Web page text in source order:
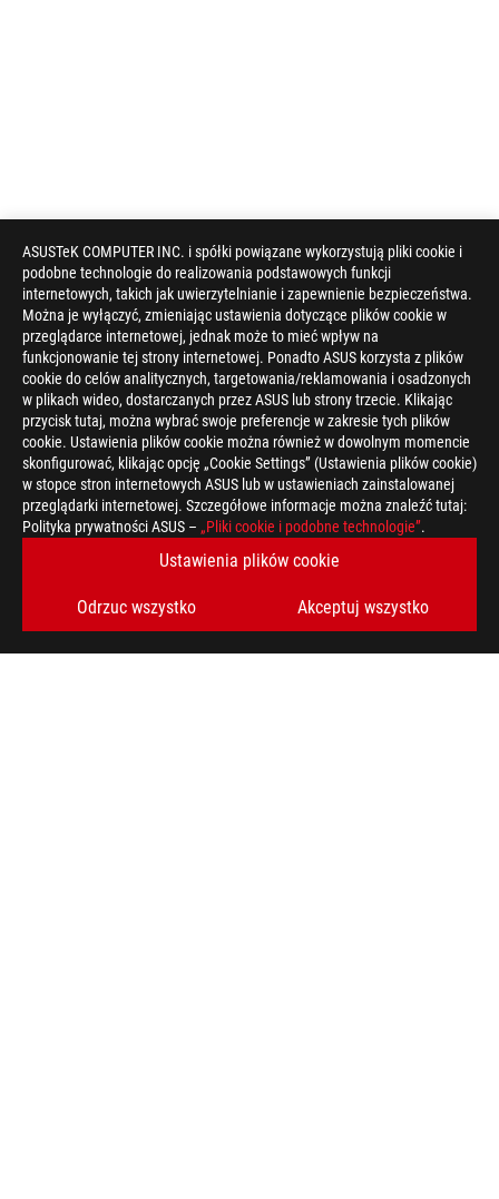
ASUSTeK COMPUTER INC. i spółki powiązane wykorzystują pliki cookie i
podobne technologie do realizowania podstawowych funkcji
internetowych, takich jak uwierzytelnianie i zapewnienie bezpieczeństwa.
Można je wyłączyć, zmieniając ustawienia dotyczące plików cookie w
przeglądarce internetowej, jednak może to mieć wpływ na
funkcjonowanie tej strony internetowej. Ponadto ASUS korzysta z plików
cookie do celów analitycznych, targetowania/reklamowania i osadzonych
w plikach wideo, dostarczanych przez ASUS lub strony trzecie. Klikając
przycisk tutaj, można wybrać swoje preferencje w zakresie tych plików
cookie. Ustawienia plików cookie można również w dowolnym momencie
skonfigurować, klikając opcję „Cookie Settings” (Ustawienia plików cookie)
w stopce stron internetowych ASUS lub w ustawieniach zainstalowanej
przeglądarki internetowej. Szczegółowe informacje można znaleźć tutaj:
Polityka prywatności ASUS – „Pliki cookie i podobne technologie”.
Ustawienia plików cookie
Odrzuc wszystko Akceptuj wszystko
Disclaimer
Produkty certyfikowane przez kanadyjską Federalną Komisję
Zjednoczonych i w Kanadzie. Zapraszamy do odwiedzenia
dostępności produktów.
dokładnych ofert. Produkty mogą nie być dostępne na
Specyfikacja i funkcje różnią się w zależności od modelu, a
stronach specyfikacji.